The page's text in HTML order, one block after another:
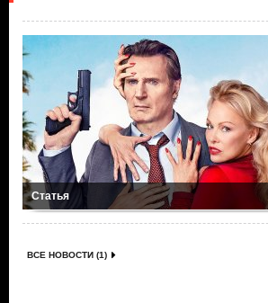
Статья
ВСЕ НОВОСТИ (1)